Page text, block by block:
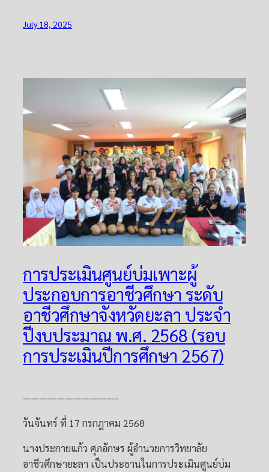
July 18, 2025
การประเมินศูนย์บ่มเพาะผู้
ประกอบการอาชีวศึกษา ระดับ
อาชีวศึกษาจังหวัดยะลา ประจำ
ปีงบประมาณ พ.ศ. 2568 (รอบ
การประเมินปีการศึกษา 2567)
———————————-
วันจันทร์ ที่ 17 กรกฎาคม 2568
นางประกายแก้ว ศุภอักษร ผู้อำนวยการวิทยาลัย
อาชีวศึกษายะลา เป็นประธานในการประเมินศูนย์บ่ม